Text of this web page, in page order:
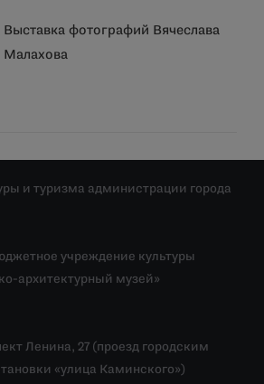
Выставка фотографий Вячеслава
Малахова
и туризма администрации города
учреждение культуры
архитектурный музей»
Ленина, 27 (проезд городским
«улица Каминского»)